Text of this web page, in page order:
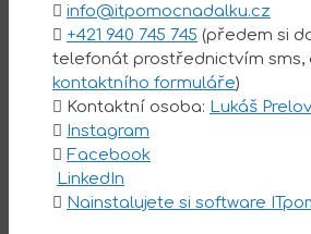
info@itpomocnadalku.cz
+421 940 745 745 (předem si
telefonát prostřednictvím sms,
kontaktního formuláře)
Kontaktní osoba: Lukáš
Instagram
Facebook
LinkedIn
Nainstalujete si software